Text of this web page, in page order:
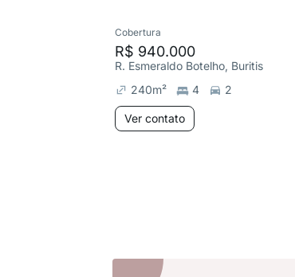
Cobertura
R$ 940.000
R. Esmeraldo Botelho, Buritis
240m² 4 2
Ver contato